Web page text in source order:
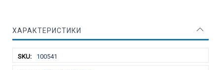
ХАРАКТЕРИСТИКИ
100541